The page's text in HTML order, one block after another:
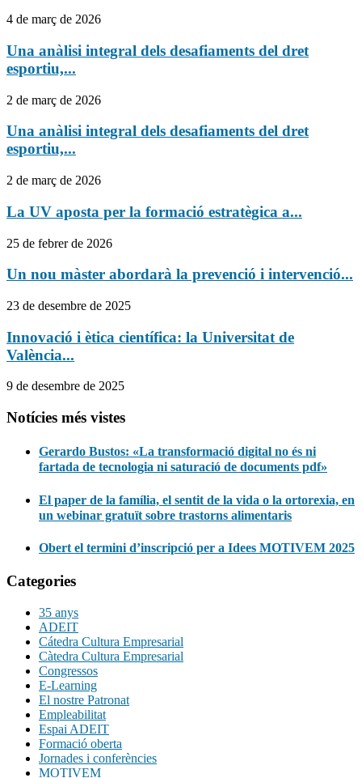
4 de març de 2026
Una anàlisi integral dels desafiaments del dret
esportiu,...
2 de març de 2026
Una anàlisi integral dels desafiaments del dret
esportiu,...
2 de març de 2026
La UV aposta per la formació estratègica a...
25 de febrer de 2026
Un nou màster abordarà la prevenció i intervenció...
23 de desembre de 2025
Innovació i ètica científica: la Universitat de
València...
9 de desembre de 2025
Notícies més vistes
Gerardo Bustos: «La transformació digital no és ni
fartada de tecnologia ni saturació de documents pdf»
El paper de la família, el sentit de la vida o la ortorexia, en
un webinar gratuït sobre trastorns alimentaris
Obert el termini d’inscripció per a Idees MOTIVEM 2025
Categories
35 anys
ADEIT
Cátedra Cultura Empresarial
Càtedra Cultura Empresarial
Congressos
E-Learning
El nostre Patronat
Empleabilitat
Espai ADEIT
Formació oberta
Jornades i conferències
MOTIVEM